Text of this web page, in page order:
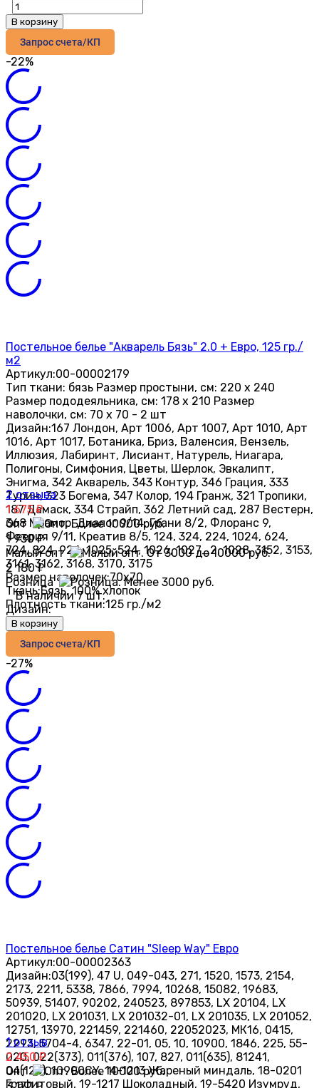
В корзину
Запрос счета/КП
-22%
Постельное белье "Акварель Бязь" 2.0 + Евро, 125 гр./
м2
Артикул:00-00002179
Тип ткани: бязь Размер простыни, см: 220 х 240
Размер пододеяльника, см: 178 х 210 Размер
наволочки, см: 70 х 70 - 2 шт
Дизайн:167 Лондон, Арт 1006, Арт 1007, Арт 1010, Арт
1016, Арт 1017, Ботаника, Бриз, Валенсия, Вензель,
Иллюзия, Лабиринт, Лисиант, Натурель, Ниагара,
Полигоны, Симфония, Цветы, Шерлок, Эвкалипт,
Энигма, 342 Акварель, 343 Контур, 346 Грация, 333
Турин, 323 Богема, 347 Колор, 194 Гранж, 321 Тропики,
187 Дамаск, 334 Страйп, 362 Летний сад, 287 Вестерн,
368 Мрамор, Диалог 9/14, Грани 8/2, Флоранс 9,
Феерия 9/11, Креатив 8/5, 124, 324, 224, 1024, 624,
724, 824, 924, 1025, 524, 1026, 1027_2, 1028, 3152, 3153,
3161, 3162, 3168, 3170, 3175
Размер наволочек:70х70
Ткань:Бязь, 100% хлопок
Плотность ткани:125 гр./м2
2 отзыва
1 675₽
Опт
1 930₽
Малый опт
2 180₽
Розница
В наличии 7 шт.
Дизайн:
В корзину
Запрос счета/КП
-27%
Постельное белье Сатин "Sleep Way" Евро
Артикул:00-00002363
Дизайн:03(199), 47 U, 049-043, 271, 1520, 1573, 2154,
2173, 2211, 5338, 7866, 7994, 10268, 15082, 19683,
50939, 51407, 90202, 240523, 897853, LX 20104, LX
201020, LX 201031, LX 201032-01, LX 201035, LX 201052,
12751, 13970, 221459, 221460, 22052023, МК16, 0415,
2293, 5704-4, 6347, 22-01, 05, 10, 10900, 1846, 225, 55-
020, 022(373), 011(376), 107, 827, 011(635), 81241,
04(125), 10900CY, 14-1213 Жареный миндаль, 18-0201
Графитовый, 19-1217 Шоколадный, 19-5420 Изумруд,
1 отзыв
2 450₽
Опт
₽